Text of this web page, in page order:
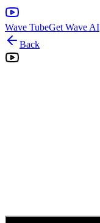
Wave TubeGet Wave AI
Back